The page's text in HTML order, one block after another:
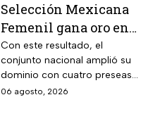
Selección Mexicana
Femenil gana oro en
Juegos
Centroamericanos; el
camino de México a la
gloria
Con este resultado, el
conjunto nacional amplió su
dominio con cuatro preseas
doradas de forma
06 agosto, 2026